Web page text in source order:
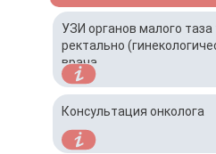
УЗИ органов малого
ректально
врача
Консультация онколога